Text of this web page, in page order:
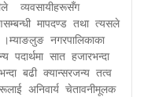
व्यवसायीहरूसँग
मापदण्ड तथा त्यसले
नगरपालिकाका
पदार्थमा सात हजारभन्दा
बढी क्यान्सरजन्य तत्व
अनिवार्य चेतावनीमूलक